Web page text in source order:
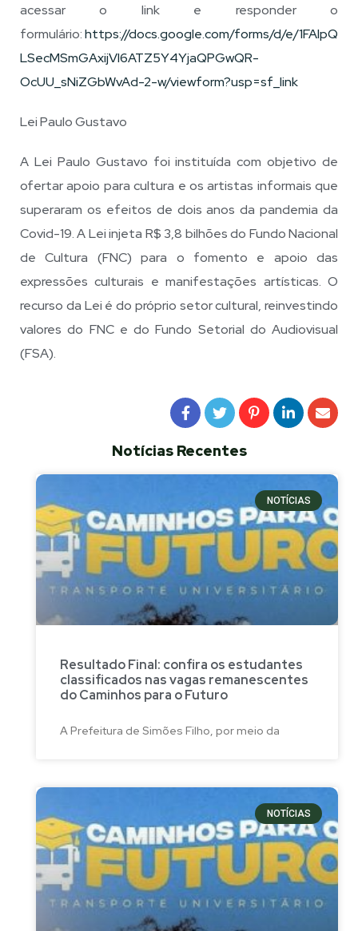
acessar o link e responder o
formulário:https://docs.google.com/forms/d/e/1FAIpQ
LSecMSmGAxijVI6ATZ5Y4YjaQPGwQR-
OcUU_sNiZGbWvAd-2-w/viewform?usp=sf_link
Lei Paulo Gustavo
A Lei Paulo Gustavo foi instituída com objetivo de
ofertar apoio para cultura e os artistas informais que
superaram os efeitos de dois anos da pandemia da
Covid-19. A Lei injeta R$ 3,8 bilhões do Fundo Nacional
de Cultura (FNC) para o fomento e apoio das
expressões culturais e manifestações artísticas. O
recurso da Lei é do próprio setor cultural, reinvestindo
valores do FNC e do Fundo Setorial do Audiovisual
(FSA).
Notícias Recentes
NOTÍCIAS
Resultado Final: confira os estudantes
classificados nas vagas remanescentes
do Caminhos para o Futuro
A Prefeitura de Simões Filho, por meio da
NOTÍCIAS